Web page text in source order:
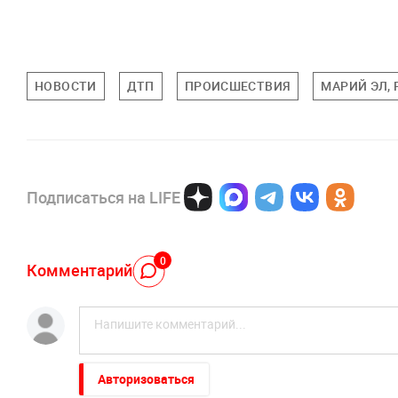
НОВОСТИ ДТП ПРОИСШЕСТВИЯ МАРИЙ ЭЛ,
Подписаться на LIFE
Комментарий 0
Авторизоваться